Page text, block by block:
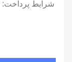
شرایط پرداخت: